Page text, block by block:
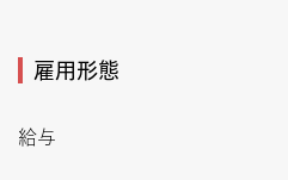
雇用形態
給与